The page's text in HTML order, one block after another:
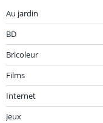
Au jardin
BD
Bricoleur
Films
Internet
Jeux